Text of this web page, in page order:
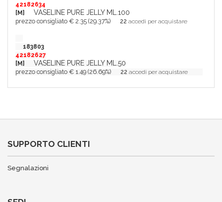
42182634
[M]
VASELINE PURE JELLY ML.100
prezzo consigliato € 2.35 (29.37%) 22 accedi per acquistare
183803
42182627
[M]
VASELINE PURE JELLY ML.50
prezzo consigliato € 1.49 (26.69%) 22 accedi per acquistare
SUPPORTO CLIENTI
Segnalazioni